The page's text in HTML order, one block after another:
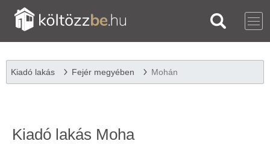
Kiadó lakás Fejér megyében Mohán
Kiadó lakás Moha